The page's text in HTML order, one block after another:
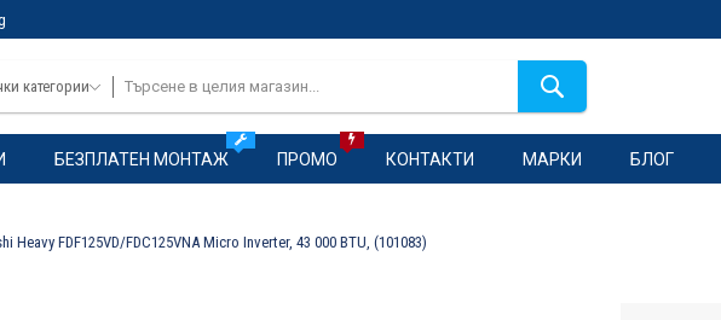
категории
БЕЗПЛАТЕН МОНТАЖ ПРОМО КОНТАКТИ МАРКИ БЛОГ
FDF125VD/FDC125VNA Micro Inverter, 43 000 BTU, (101083)